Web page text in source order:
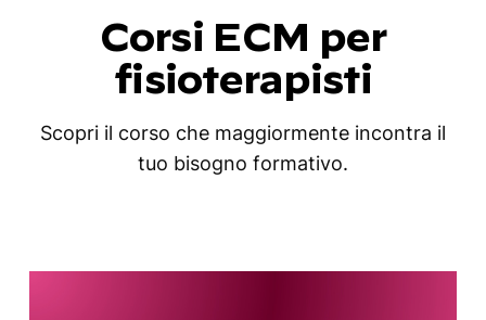
Corsi ECM per
fisioterapisti
Scopri il corso che maggiormente incontra il
tuo bisogno formativo.